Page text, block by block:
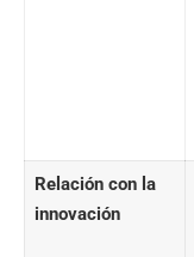
Relación con la
innovación